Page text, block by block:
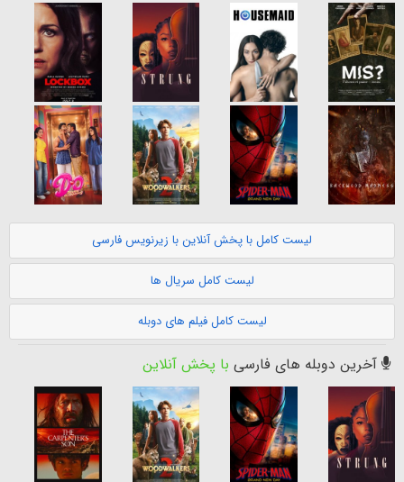
لیست کامل با پخش آنلاین با زیرنویس فارسی
لیست کامل سریال ها
لیست کامل فیلم های دوبله
آخرین دوبله های فارسی با پخش آنلاین